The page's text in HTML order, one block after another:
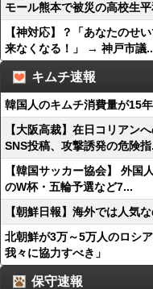
モール熊本で被災の高校生
【神対応】？「あなたのせ
来なくなる！」 → 神戸市議
キムチ速報
韓国人のキムチ消費量が15
【大阪高裁】在日コリアン
SNS投稿、攻撃誘発の危険指
【韓国サッカー協会】 外
のW杯・五輪予選など7...
【朝鮮日報】海外では人気
北朝鮮が3万～5万人のロシ
我々に協力すべき」
保守速報